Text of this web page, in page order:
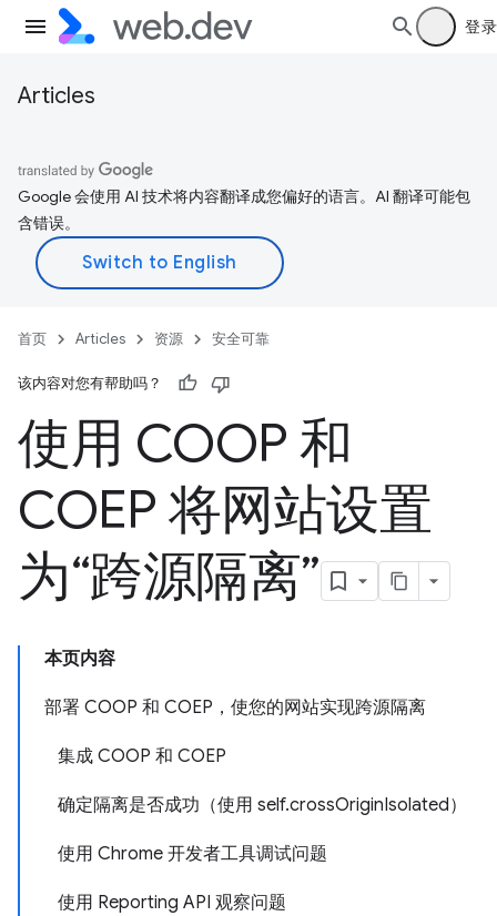
登录
Articles
Google 会使用 AI 技术将内容翻译成您偏好的语言。AI 翻译可能包
含错误。
首页 Articles 资源 安全可靠
该内容对您有帮助吗？
使用 COOP 和
COEP 将网站设置
为“跨源隔离”
本页内容
部署 COOP 和 COEP，使您的网站实现跨源隔离
集成 COOP 和 COEP
确定隔离是否成功（使用 self.crossOriginIsolated）
使用 Chrome 开发者工具调试问题
使用 Reporting API 观察问题